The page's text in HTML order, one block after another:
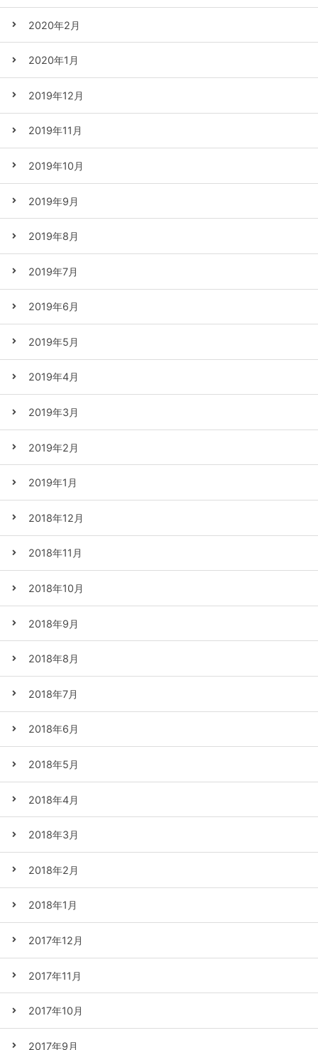
2020年2月
2020年1月
2019年12月
2019年11月
2019年10月
2019年9月
2019年8月
2019年7月
2019年6月
2019年5月
2019年4月
2019年3月
2019年2月
2019年1月
2018年12月
2018年11月
2018年10月
2018年9月
2018年8月
2018年7月
2018年6月
2018年5月
2018年4月
2018年3月
2018年2月
2018年1月
2017年12月
2017年11月
2017年10月
2017年9月